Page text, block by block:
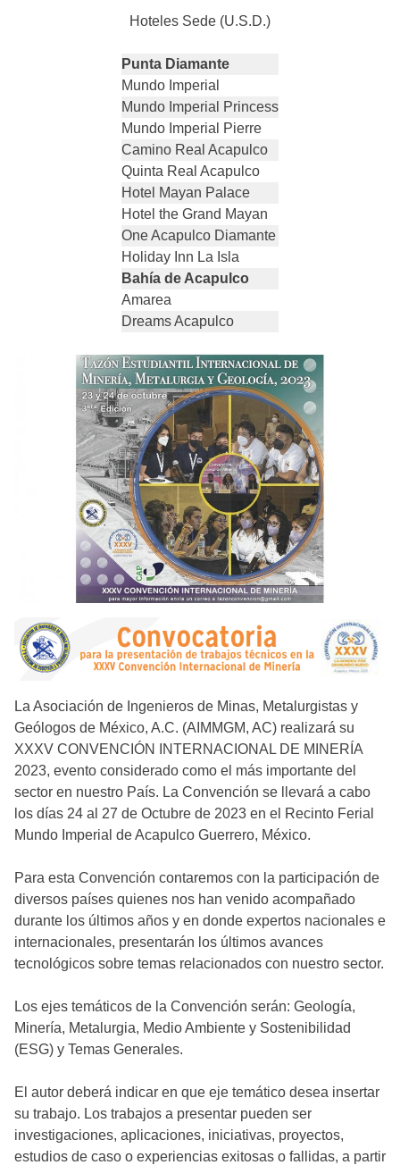
Hoteles Sede (U.S.D.)
Punta Diamante
Mundo Imperial
Mundo Imperial Princess
Mundo Imperial Pierre
Camino Real Acapulco
Quinta Real Acapulco
Hotel Mayan Palace
Hotel the Grand Mayan
One Acapulco Diamante
Holiday Inn La Isla
Bahía de Acapulco
Amarea
Dreams Acapulco
La Asociación de Ingenieros de Minas, Metalurgistas y
Geólogos de México, A.C. (AIMMGM, AC) realizará su
XXXV CONVENCIÓN INTERNACIONAL DE MINERÍA
2023, evento considerado como el más importante del
sector en nuestro País. La Convención se llevará a cabo
los días 24 al 27 de Octubre de 2023 en el Recinto Ferial
Mundo Imperial de Acapulco Guerrero, México.
Para esta Convención contaremos con la participación de
diversos países quienes nos han venido acompañado
durante los últimos años y en donde expertos nacionales e
internacionales, presentarán los últimos avances
tecnológicos sobre temas relacionados con nuestro sector.
Los ejes temáticos de la Convención serán: Geología,
Minería, Metalurgia, Medio Ambiente y Sostenibilidad
(ESG) y Temas Generales.
El autor deberá indicar en que eje temático desea insertar
su trabajo. Los trabajos a presentar pueden ser
investigaciones, aplicaciones, iniciativas, proyectos,
estudios de caso o experiencias exitosas o fallidas, a partir